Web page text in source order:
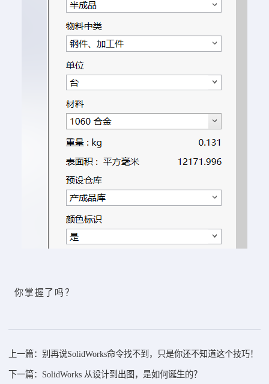
你掌握了吗？
上一篇：别再说SolidWorks命令找不到，只是你还不知道这个技巧！
下一篇：SolidWorks 从设计到出图，是如何诞生的？